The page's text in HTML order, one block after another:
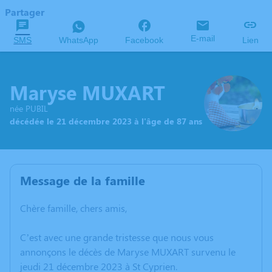
Partager
SMS WhatsApp Facebook E-mail Lien
Maryse MUXART
née PUBIL
décédée le 21 décembre 2023 à l'âge de 87 ans
Message de la famille
Chère famille, chers amis,
C’est avec une grande tristesse que nous vous
annonçons le décès de Maryse MUXART survenu le
jeudi 21 décembre 2023 à St Cyprien.